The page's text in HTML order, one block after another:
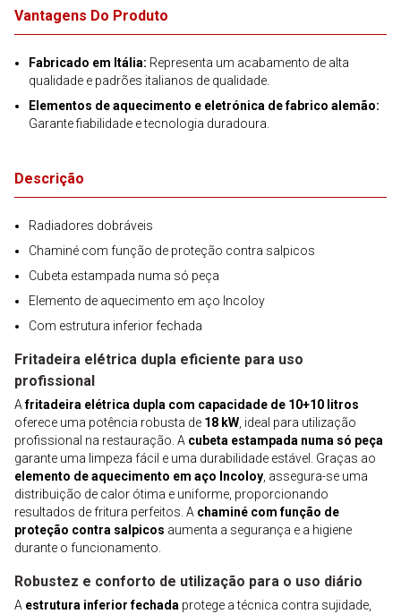
Vantagens Do Produto
Fabricado em Itália: Representa um acabamento de alta
qualidade e padrões italianos de qualidade.
Elementos de aquecimento e eletrónica de fabrico alemão:
Garante fiabilidade e tecnologia duradoura.
Descrição
Radiadores dobráveis
Chaminé com função de proteção contra salpicos
Cubeta estampada numa só peça
Elemento de aquecimento em aço Incoloy
Com estrutura inferior fechada
Fritadeira elétrica dupla eficiente para uso
profissional
Afritadeira elétrica dupla com capacidade de 10+10 litros
oferece uma potência robusta de 18 kW , ideal para utilização
profissional na restauração. A cubeta estampada numa só peça
garante uma limpeza fácil e uma durabilidade estável. Graças ao
elemento de aquecimento em aço Incoloy , assegura-se uma
distribuição de calor ótima e uniforme, proporcionando
resultados de fritura perfeitos. A chaminé com função de
proteção contra salpicos aumenta a segurança e a higiene
durante o funcionamento.
Robustez e conforto de utilização para o uso diário
A estrutura inferior fechada protege a técnica contra sujidade,